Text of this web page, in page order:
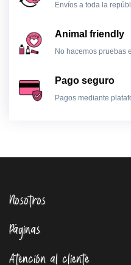
Envíos a toda la
Animal friendly
No hacemos pruebas
Pago seguro
Pagos mediante
Nosotros
Páginas
Atención al cliente